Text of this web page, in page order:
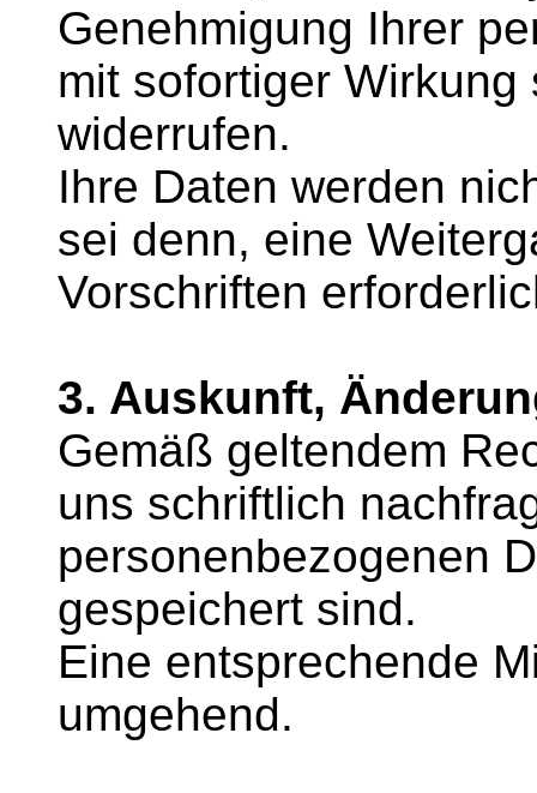
Genehmigung Ihrer
mit sofortiger
widerrufen.
Ihre Daten werden
sei denn, eine
Vorschriften
3. Auskunft,
Gemäß geltendem
uns schriftlich
personenbezogenen
gespeichert sind.
Eine entsprechende
umgehend.